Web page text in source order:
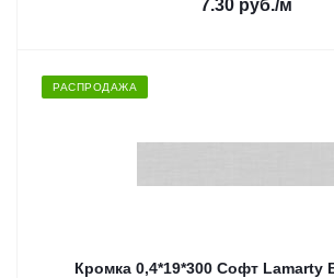
7.30 руб./м
РАСПРОДАЖА
Кромка 0,4*19*300 Софт